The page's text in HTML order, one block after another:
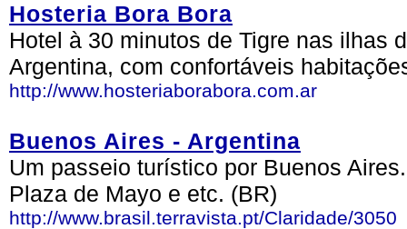
Hosteria Bora Bora
Hotel à 30 minutos de Tigre nas ilhas
Argentina, com confortáveis
http://www.hosteriaborabora.com.ar
Buenos Aires - Argentina
Um passeio turístico por Buenos
Plaza de Mayo e etc. (BR)
http://www.brasil.terravista.pt/Claridade/3050